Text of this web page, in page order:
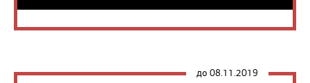
до 08.11.2019